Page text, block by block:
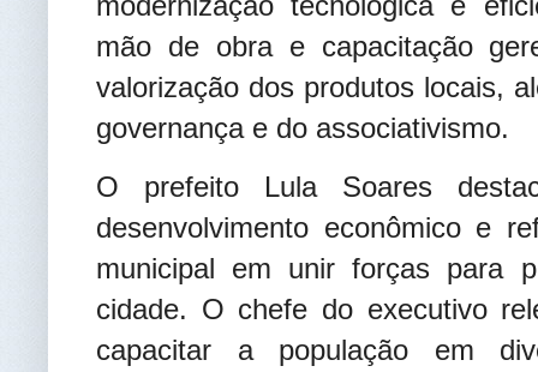
mão de obra e capacitação
valorização dos produtos locais,
governança e do associativismo.
O prefeito Lula Soares
desenvolvimento econômico e
municipal em unir forças para
cidade. O chefe do executivo
capacitar a população em